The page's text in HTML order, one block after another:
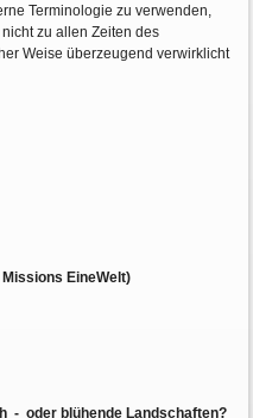
Terminologie zu verwenden,
zu allen Zeiten des
Weise überzeugend verwirklicht
Missions EineWelt)
- oder blühende Landschaften?